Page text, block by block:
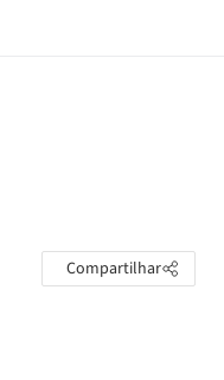
Compartilhar